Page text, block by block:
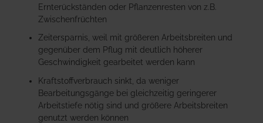
Ernterückständen oder Pflanzenresten von z.B.
Zwischenfrüchten
Zeitersparnis, weil mit größeren Arbeitsbreiten und
gegenüber dem Pflug mit deutlich höherer
Geschwindigkeit gearbeitet werden kann
Kraftstoffverbrauch sinkt, da weniger
Bearbeitungsgänge bei gleichzeitig geringerer
Arbeitstiefe nötig sind und größere Arbeitsbreiten
genutzt werden können